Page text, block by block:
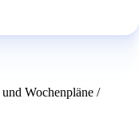
Wochenpläne /